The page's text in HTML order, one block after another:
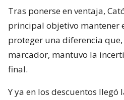
Tras ponerse en ventaja,
principal objetivo mantener
proteger una diferencia
marcador, mantuvo la
final.
Y ya en los descuentos llegó